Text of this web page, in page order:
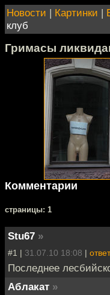
Новости | Картинки |
клуб
Гримасы
Комментарии
cтраницы: 1
Stu67 »
#1 | 31.07.10 18:08 |
Последнее
Аблакат »